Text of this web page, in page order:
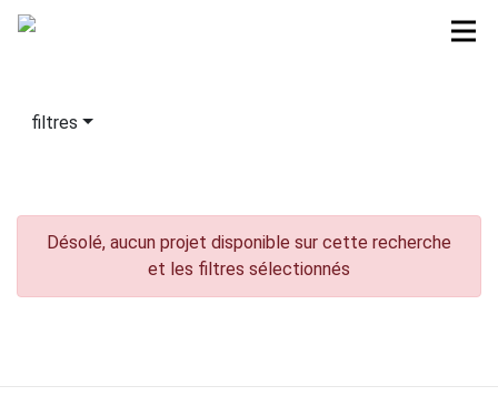
filtres
Désolé, aucun projet disponible sur cette recherche
et les filtres sélectionnés